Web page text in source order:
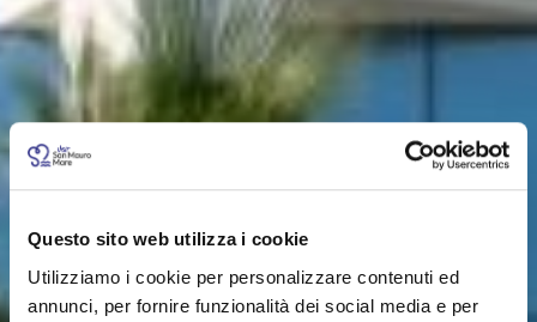
Questo sito web utilizza i cookie
Utilizziamo i cookie per personalizzare contenuti ed
annunci, per fornire funzionalità dei social media e per